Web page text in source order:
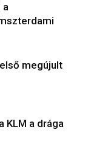
a
megújult
KLM a drága